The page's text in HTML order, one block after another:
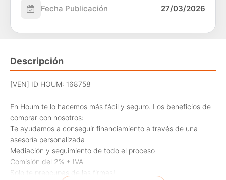
Fecha Publicación 27/03/2026
Descripción
[VEN] ID HOUM: 168758
En Houm te lo hacemos más fácil y seguro. Los beneficios de
comprar con nosotros:
Te ayudamos a conseguir financiamiento a través de una
asesoría personalizada
Mediación y seguimiento de todo el proceso
Comisión del 2% + IVA
Solo te preocupas de las firmas!